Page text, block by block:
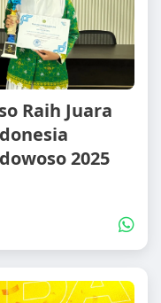
Raih Juara
2025